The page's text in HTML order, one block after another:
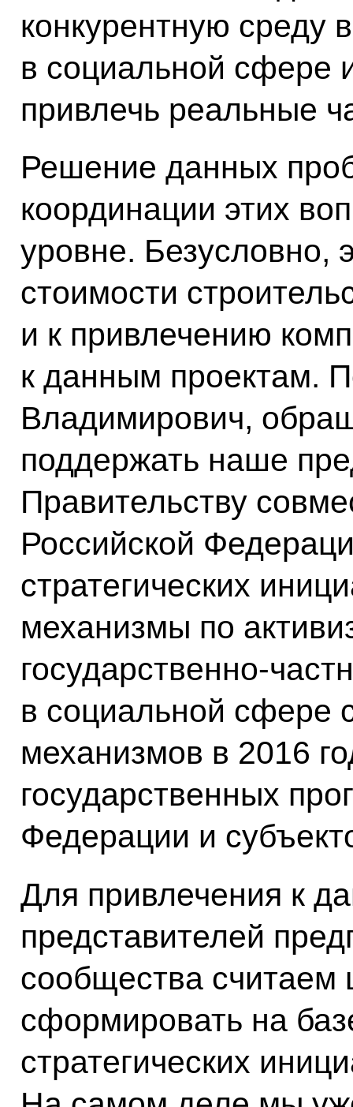
конкурентную среду
в социальной сфере
привлечь реальные
Решение данных
координации этих
уровне. Безусловно,
стоимости
и к привлечению
к данным проектам.
Владимирович,
поддержать наше
Правительству
Российской
стратегических
механизмы по
государственно-
в социальной сфере
механизмов в 2016
государственных
Федерации и
Для привлечения к
представителей
сообщества считаем
сформировать на
стратегических